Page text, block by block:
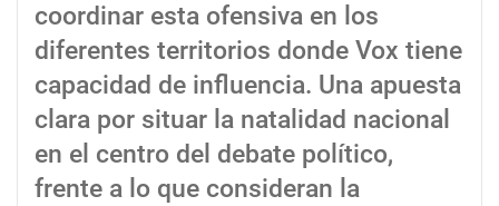
coordinar esta ofensiva en los
diferentes territorios donde Vox tiene
capacidad de influencia. Una apuesta
clara por situar la natalidad nacional
en el centro del debate político,
frente a lo que consideran la